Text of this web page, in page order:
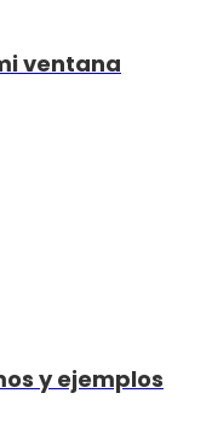
ventana
y ejemplos